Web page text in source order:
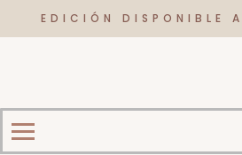
EDICIÓN DISPONIBLE